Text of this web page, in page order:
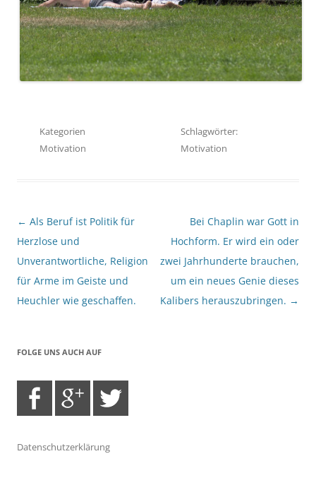
Kategorien
Motivation
Schlagwörter:
Motivation
Beitragsnavigation
← Als Beruf ist Politik für
Herzlose und
Unverantwortliche, Religion
für Arme im Geiste und
Heuchler wie geschaffen.
Bei Chaplin war Gott in
Hochform. Er wird ein oder
zwei Jahrhunderte brauchen,
um ein neues Genie dieses
Kalibers herauszubringen. →
FOLGE UNS AUCH AUF
Datenschutzerklärung